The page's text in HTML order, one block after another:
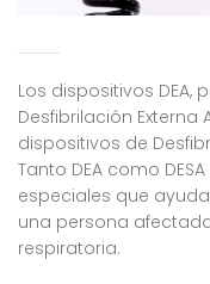
Los dispositivos DEA,
Desfibrilación Externa
dispositivos de
Tanto DEA como
especiales que
una persona
respiratoria.